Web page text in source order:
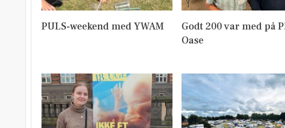
PULS-weekend med YWAM
Godt 200 var med på
Oase